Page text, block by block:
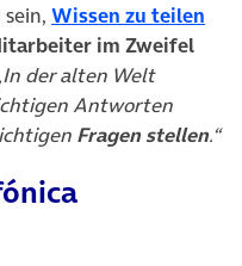
Wissen zu teilen
im Zweifel
der alten Welt
Antworten
Fragen stellen.“